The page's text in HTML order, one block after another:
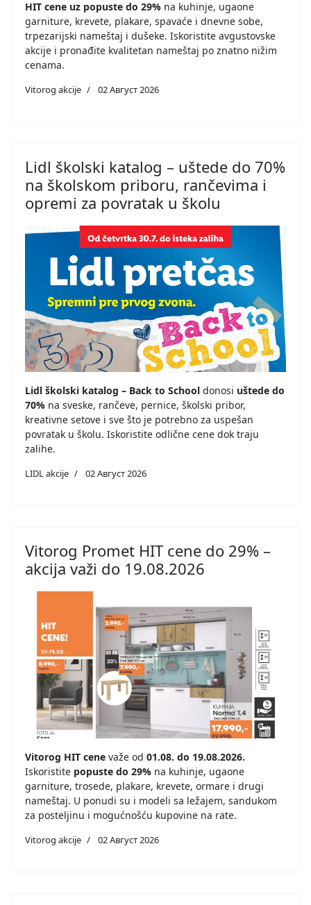
HIT cene uz popuste do 29% na kuhinje, ugaone
garniture, krevete, plakare, spavaće i dnevne sobe,
trpezarijski nameštaj i dušeke. Iskoristite avgustovske
akcije i pronađite kvalitetan nameštaj po znatno nižim
cenama.
Vitorog akcije 02 Август 2026
Lidl školski katalog – uštede do 70%
na školskom priboru, rančevima i
opremi za povratak u školu
Lidl školski katalog – Back to School donosi uštede do
70% na sveske, rančeve, pernice, školski pribor,
kreativne setove i sve što je potrebno za uspešan
povratak u školu. Iskoristite odlične cene dok traju
zalihe.
LIDL akcije 02 Август 2026
Vitorog Promet HIT cene do 29% –
akcija važi do 19.08.2026
Vitorog HIT cene važe od 01.08. do 19.08.2026.
Iskoristite popuste do 29% na kuhinje, ugaone
garniture, trosede, plakare, krevete, ormare i drugi
nameštaj. U ponudi su i modeli sa ležajem, sandukom
za posteljinu i mogućnošću kupovine na rate.
Vitorog akcije 02 Август 2026